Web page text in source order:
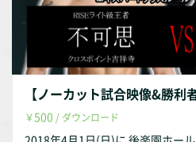
での利用をご希望の場合は、白(
材が御座いますので、（株）アー
ださい。
￥500 / ダウンロード